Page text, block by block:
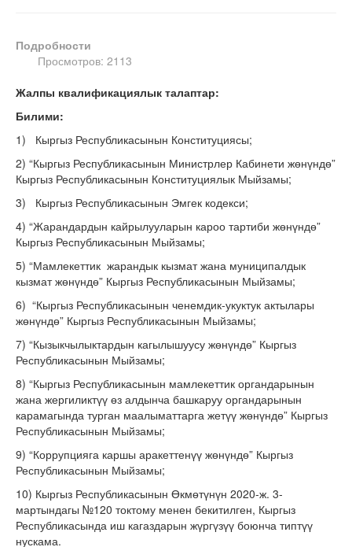
Подробности
Просмотров: 2113
Жалпы квалификациялык талаптар:
Билими:
1) Кыргыз Республикасынын Конституциясы;
2) “Кыргыз Республикасынын Министрлер Кабинети жөнүндө”
Кыргыз Республикасынын Конституциялык Мыйзамы;
3) Кыргыз Республикасынын Эмгек кодекси;
4) “Жарандардын кайрылууларын кароо тартиби жөнүндө”
Кыргыз Республикасынын Мыйзамы;
5) “Мамлекеттик жарандык кызмат жана муниципалдык
кызмат жөнүндө” Кыргыз Республикасынын Мыйзамы;
6) “Кыргыз Республикасынын ченемдик-укуктук актылары
жөнүндө” Кыргыз Республикасынын Мыйзамы;
7) “Кызыкчылыктардын кагылышуусу жөнүндө” Кыргыз
Республикасынын Мыйзамы;
8) “Кыргыз Республикасынын мамлекеттик органдарынын
жана жергиликтүү өз алдынча башкаруу органдарынын
карамагында турган маалыматтарга жетүү жөнүндө” Кыргыз
Республикасынын Мыйзамы;
9) “Коррупцияга каршы аракеттенүү жөнүндө” Кыргыз
Республикасынын Мыйзамы;
10) Кыргыз Республикасынын Өкмөтүнүн 2020-ж. 3-
мартындагы №120 токтому менен бекитилген, Кыргыз
Республикасында иш кагаздарын жүргүзүү боюнча типтүү
нускама.